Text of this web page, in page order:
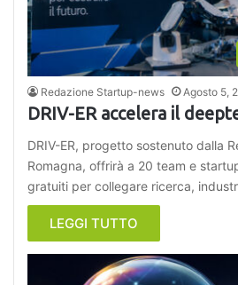
Redazione Startup-news Agosto 5,
DRIV-ER accelera il
DRIV-ER, progetto sostenuto dalla
Romagna, offrirà a 20 team e
gratuiti per collegare ricerca,
LEGGI TUTTO